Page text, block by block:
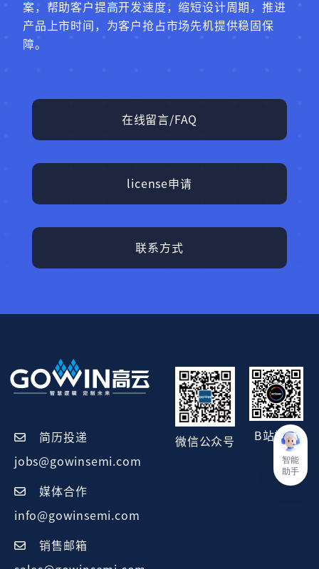
案，帮助客户提高开发速度，缩短设计周期，推进
产品上市时间，为客户抢占市场先机提供稳固保
障。
在线留言/FAQ
license申请
联系方式
简历投递
jobs@gowinsemi.com
媒体合作
info@gowinsemi.com
销售邮箱
微信公众号
B站视频
智能
助手